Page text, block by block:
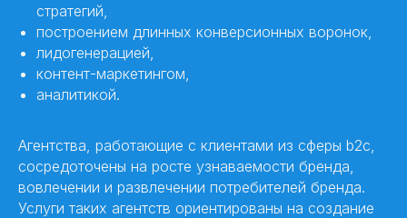
стратегий,
построением длинных конверсионных воронок,
лидогенерацией,
контент-маркетингом,
аналитикой.
Агентства, работающие с клиентами из сферы b2c,
сосредоточены на росте узнаваемости бренда,
вовлечении и развлечении потребителей бренда.
Услуги таких агентств ориентированы на создание